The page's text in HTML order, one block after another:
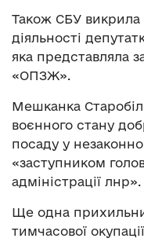
Також СБУ викрила
діяльності
яка представляла
«ОПЗЖ».
Мешканка
воєнного стану
посаду у
«заступником
адміністрації лнр».
Ще одна
тимчасової